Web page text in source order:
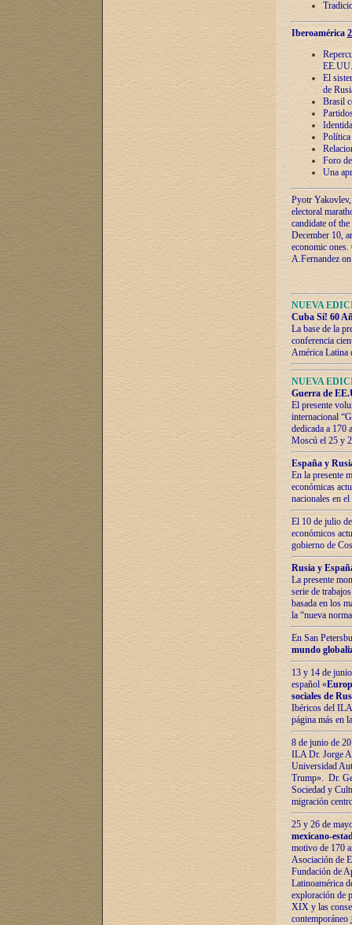
Iberoamérica
EE.UU.
El
de
Brasil
Política
Foro
Una
Pyotr
electoral
candidate of
December 10,
economic
A.Fernandez
NUEVA
Cuba Sí! 60
La base de la
conferencia
América Latina
NUEVA
Guerra de
El presente
internacional
dedicada a 170
Moscú el 25 y
España y
En la presente
económicas
nacionales en
El 10 de julio
económicos
gobierno de
Rusia y
La presente
serie de
basada en los
la “nueva
En San
mundo
13 y 14 de
español «
sociales de
Ibéricos del ILA
página más en
8 de junio de
ILA Dr. Jorge
Universidad
Trump». Dr.
Sociedad y
migración
25 y 26 de
mexicano-
motivo de 170
Asociación de
Fundación de
Latinoamérica
exploración de
XIX y las
contemporáneo